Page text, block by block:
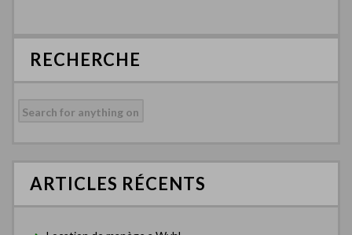
RECHERCHE
ARTICLES RÉCENTS